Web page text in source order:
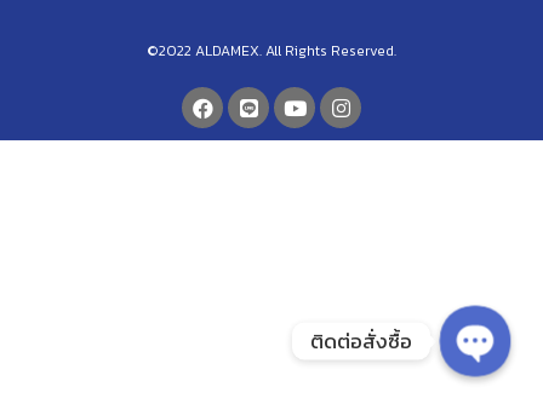
©2022 ALDAMEX. All Rights Reserved.
ติดต่อสั่งซื้อ